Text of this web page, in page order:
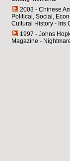
2003 - Chinese
Political, Social,
Cultural History - Iris
1997 - Johns
Magazine -